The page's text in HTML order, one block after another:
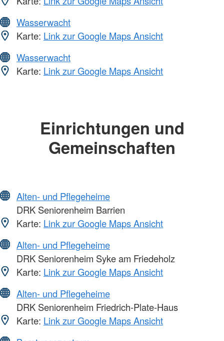
Wasserwacht
Karte: Link zur Google Maps Ansicht
Wasserwacht
Karte: Link zur Google Maps Ansicht
Einrichtungen und
Gemeinschaften
Alten- und Pflegeheime
DRK Seniorenheim Barrien
Karte: Link zur Google Maps Ansicht
Alten- und Pflegeheime
DRK Seniorenheim Syke am Friedeholz
Karte: Link zur Google Maps Ansicht
Alten- und Pflegeheime
DRK Seniorenheim Friedrich-Plate-Haus
Karte: Link zur Google Maps Ansicht